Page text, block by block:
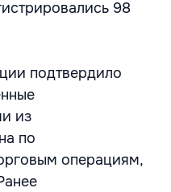
98
подтвердило
из
по
операциям,